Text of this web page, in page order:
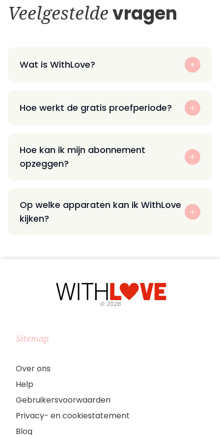
Veelgesteldevragen
Wat is WithLove?
Hoe werkt de gratis proefperiode?
Hoe kan ik mijn abonnement
opzeggen?
Op welke apparaten kan ik WithLove
kijken?
©2026
Sitemap
Over ons
Help
Gebruikersvoorwaarden
Privacy- en cookiestatement
Blog